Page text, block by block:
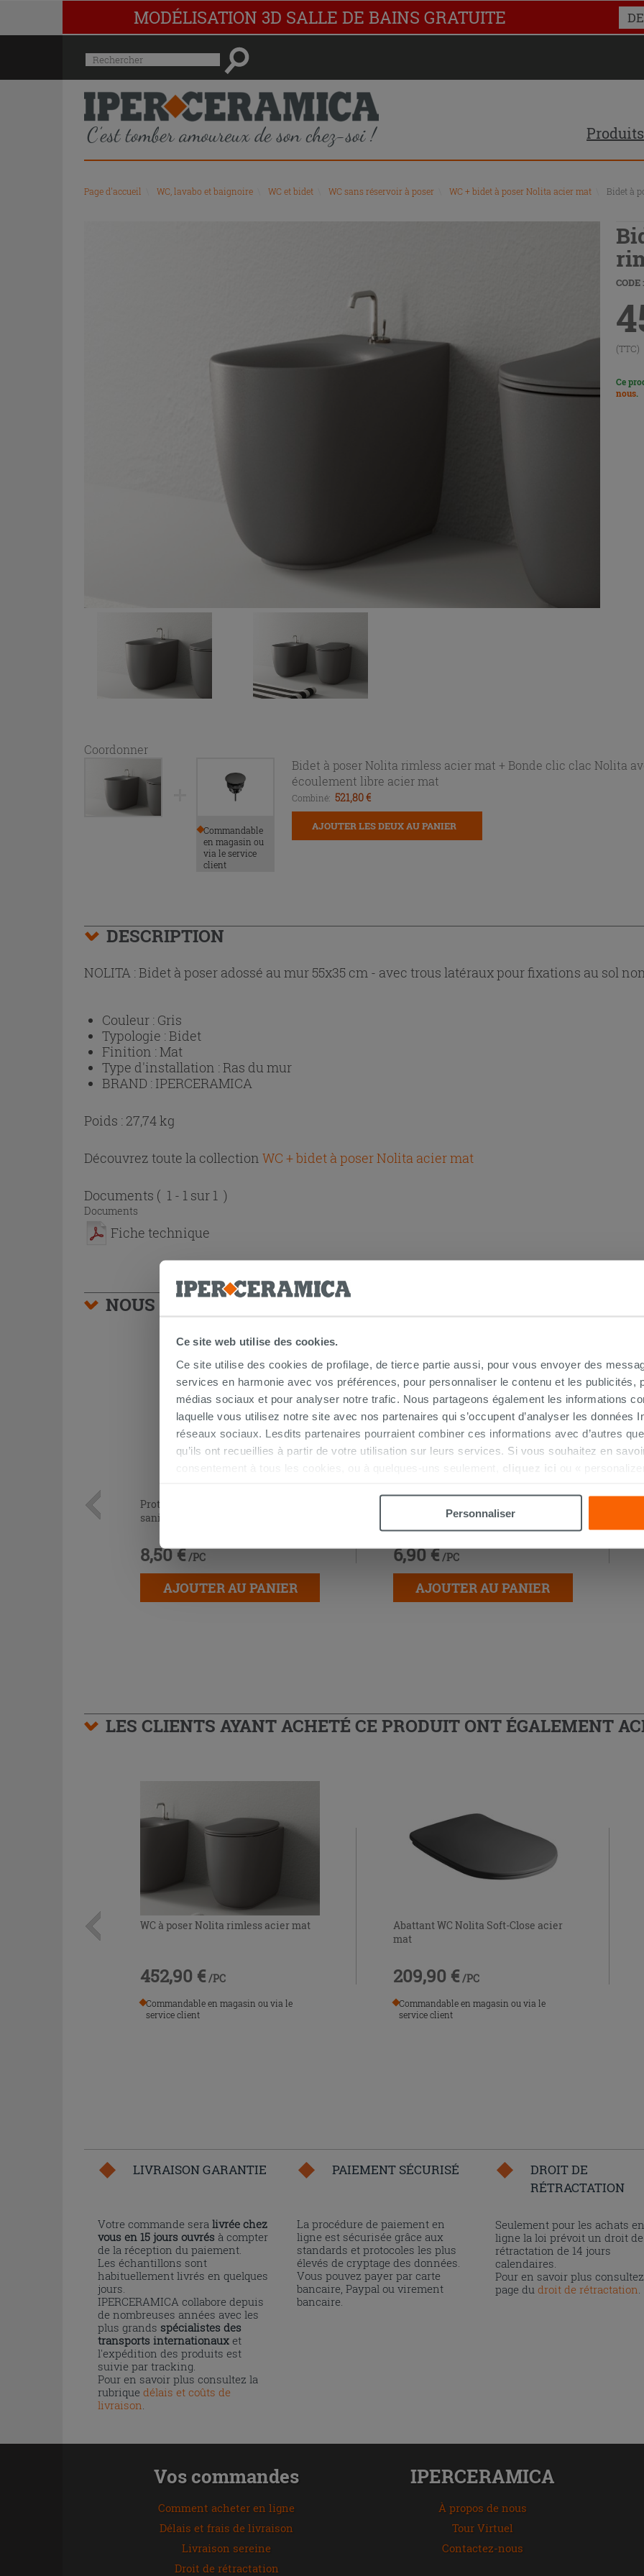
Ce site web utilise des cookies.
Ce site utilise des cookies de profilage, de tierce partie aussi, pour vous envoyer des
services en harmonie avec vos préférences, pour personnaliser le contenu et les publicités,
médias sociaux et pour analyser notre trafic. Nous partageons également les informations
laquelle vous utilisez notre site avec nos partenaires qui s’occupent d’analyser les données
réseaux sociaux. Lesdits partenaires pourraient combiner ces informations avec d’autres
qu’ils ont recueillies à partir de votre utilisation sur leurs services. Si vous souhaitez en
consentement à tous les cookies, ou à quelques-uns seulement,
cliquez ici ou «
Personnaliser
MODÉLISATION 3D SALLE DE BAINS GRATUITE
Menu
de
l'historique
des
recherches
et
du
contenu
du
Rechercher
Produits
Page d'accueil WC, lavabo et baignoire WC et bidet WC sans réservoir à poser WC + bidet à poser Nolita acier mat Bidet à
CODE
(TTC)
Ce
nous.
Coordonner
Commandable
en magasin ou
via le service
client
Bidet à poser Nolita rimless acier mat + Bonde clic clac Nolita
écoulement libre acier mat
Combiné: 521,80 €
AJOUTER LES DEUX AU PANIER
DESCRIPTION
NOLITA : Bidet à poser adossé au mur 55x35 cm - avec trous latéraux pour fixations au sol
Couleur : Gris
Typologie :Bidet
Finition :Mat
Type d'installation :Ras du mur
BRAND : IPERCERAMICA
Poids : 27,74 kg
Découvrez toute la collection WC + bidet à poser Nolita acier mat
Documents ( 1 - 1 sur 1 )
Documents
Fiche technique
NOUS VOUS CONSEILLONS AUSSI…
Protection acoustique Otval pour
sanitaires adossés au mur
8,50 € /PC
AJOUTER AU PANIER
pour WC et bidet - 2 pièces
6,90 € /PC
AJOUTER AU PANIER
LES CLIENTS AYANT ACHETÉ CE PRODUIT ONT ÉGALEMENT
WC à poser Nolita rimless acier mat
452,90 € /PC
Commandable en magasin ou via le
service client
Abattant WC Nolita Soft-Close acier
mat
209,90 € /PC
Commandable en magasin ou via le
service client
LIVRAISON GARANTIE
Votre commande sera livrée chez
vous en 15 jours ouvrés à compter
de la réception du paiement.
Les échantillons sont
habituellement livrés en quelques
jours.
IPERCERAMICA collabore depuis
de nombreuses années avec les
plus grands spécialistes des
transports internationaux et
l'expédition des produits est
suivie par tracking.
Pour en savoir plus consultez la
rubrique délais et coûts de
livraison
PAIEMENT SÉCURISÉ
La procédure de paiement en
ligne est sécurisée grâce aux
standards et protocoles les plus
élevés de cryptage des données.
Vous pouvez payer par carte
bancaire, Paypal ou virement
bancaire.
DROIT DE
RÉTRACTATION
Seulement pour les achats
ligne la loi prévoit un droit de
rétractation de 14 jours
calendaires.
Pour en savoir plus
page dudroit de rétractation
Vos commandes
Comment acheter en ligne
Délais et frais de livraison
Livraison sereine
Droit de rétractation
IPERCERAMICA
À propos de nous
Tour Virtuel
Contactez-nous